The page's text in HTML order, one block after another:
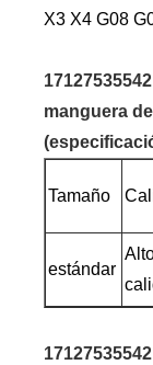
X3 X4 G08
manguera
Tamaño
estándar